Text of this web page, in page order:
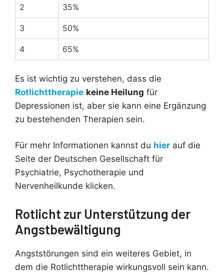
2 35%
3 50%
4 65%
Es ist wichtig zu verstehen, dass die
Rotlichttherapie keine Heilung für
Depressionen ist, aber sie kann eine Ergänzung
zu bestehenden Therapien sein.
Für mehr Informationen kannst du hier auf die
Seite der Deutschen Gesellschaft für
Psychiatrie, Psychotherapie und
Nervenheilkunde klicken.
Rotlicht zur Unterstützung der
Angstbewältigung
Angststörungen sind ein weiteres Gebiet, in
dem die Rotlichttherapie wirkungsvoll sein kann.